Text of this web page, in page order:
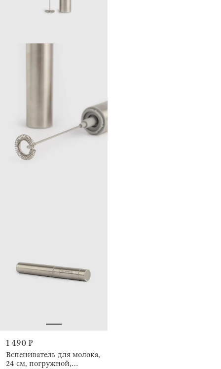
1 490 ₽
Вспениватель для молока,
24 см, погружной,